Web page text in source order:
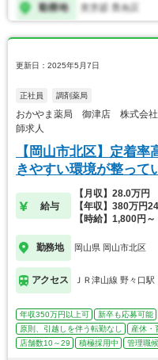
更新日：2025年5月7日
正社員 調剤薬局
おかやま薬局 御津店 株式会社
師求人
【岡山市北区】定着
きやすい環境が整って
給与
【月収】28.0万円
【年収】380万円
【時給】1,800円～
勤務地 岡山県 岡山市北区
アクセス ＪＲ津山線 野々口駅
年収350万円以上可 新卒も応募可能
原則、引越しを伴う転勤なし
産休・
店舗数10～29
積極採用中 管理職